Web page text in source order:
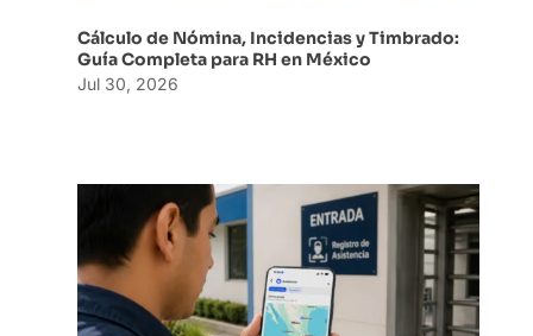
Cálculo de Nómina, Incidencias y Timbrado:
Guía Completa para RH en México
Jul 30, 2026